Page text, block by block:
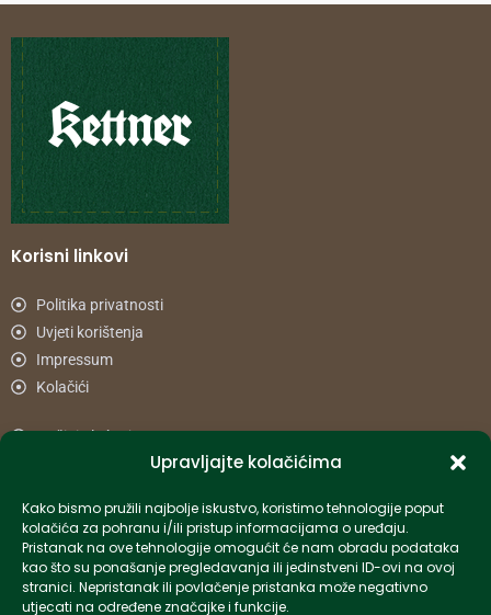
Upravljajte kolačićima
Kako bismo pružili najbolje iskustvo, koristimo tehnologije poput
kolačića za pohranu i/ili pristup informacijama o uređaju.
Pristanak na ove tehnologije omogućit će nam obradu podataka
kao što su ponašanje pregledavanja ili jedinstveni ID-ovi na ovoj
stranici. Nepristanak ili povlačenje pristanka može negativno
utjecati na određene značajke i funkcije.
Korisni linkovi
Politika privatnosti
Uvjeti korištenja
Impressum
Kolačići
Načini plaćanja
Informacije
info-hr@kettner.com